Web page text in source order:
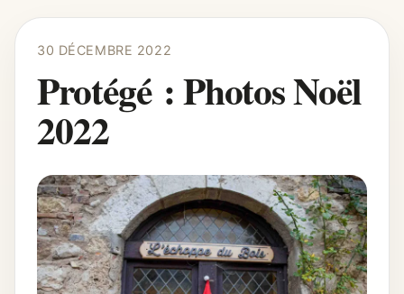
30 DÉCEMBRE 2022
Protégé : Photos Noël
2022